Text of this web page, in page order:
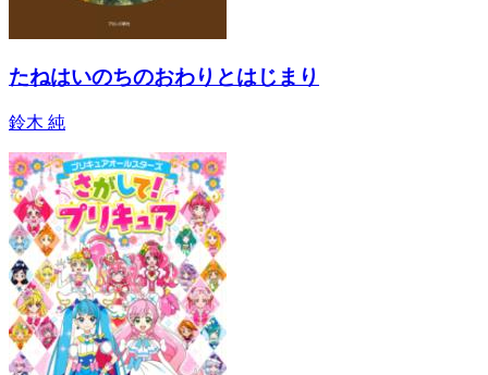
たねはいのちのおわりとはじまり
鈴木 純